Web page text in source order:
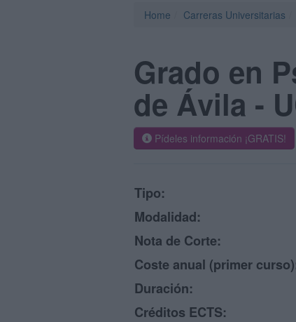
Home Carreras Universitarias
Grado en
de Ávila -
Pídeles información ¡GRATIS!
Tipo:
Modalidad:
Nota de Corte:
Coste anual (primer
Duración:
Créditos ECTS: